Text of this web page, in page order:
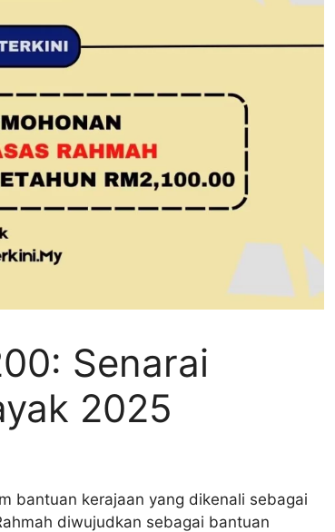
Senarai
2025
bantuan kerajaan yang dikenali sebagai
diwujudkan sebagai bantuan